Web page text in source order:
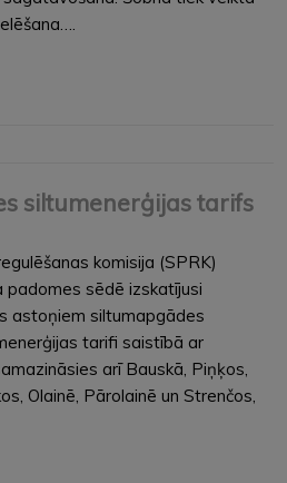
siltumenerģijas tarifs
komisija (SPRK)
padomes sēdē izskatījusi
astoņiem siltumapgādes
tarifi saistībā ar
arī Bauskā, Piņķos,
Olainē, Pārolainē un Strenčos,